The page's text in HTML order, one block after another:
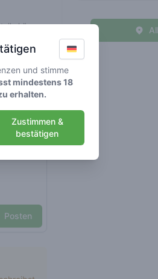
können
Posten
und stimme
mindestens 18
erhalten.
Zustimmen &
bestätigen